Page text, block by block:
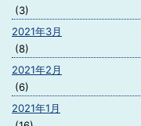
(3)
2021年3月
(8)
2021年2月
(6)
2021年1月